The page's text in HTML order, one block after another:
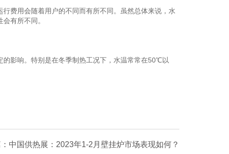
费用会随着用户的不同而有所不同。虽然总体来说，水
有所不同。
影响。特别是在冬季制热工况下，水温常常在50℃以
中国供热展：2023年1-2月壁挂炉市场表现如何？